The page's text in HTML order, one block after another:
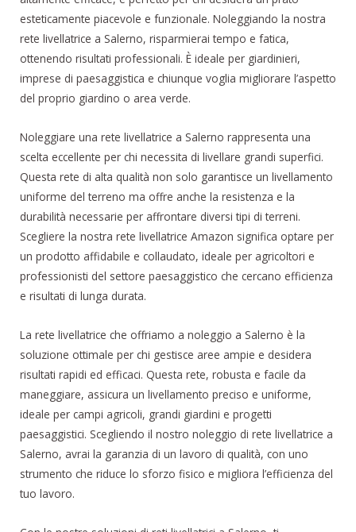
esteticamente piacevole e funzionale. Noleggiando la nostra
rete livellatrice a Salerno, risparmierai tempo e fatica,
ottenendo risultati professionali. È ideale per giardinieri,
imprese di paesaggistica e chiunque voglia migliorare l’aspetto
del proprio giardino o area verde.
Noleggiare una rete livellatrice a Salerno rappresenta una
scelta eccellente per chi necessita di livellare grandi superfici.
Questa rete di alta qualità non solo garantisce un livellamento
uniforme del terreno ma offre anche la resistenza e la
durabilità necessarie per affrontare diversi tipi di terreni.
Scegliere la nostra rete livellatrice Amazon significa optare per
un prodotto affidabile e collaudato, ideale per agricoltori e
professionisti del settore paesaggistico che cercano efficienza
e risultati di lunga durata.
La rete livellatrice che offriamo a noleggio a Salerno è la
soluzione ottimale per chi gestisce aree ampie e desidera
risultati rapidi ed efficaci. Questa rete, robusta e facile da
maneggiare, assicura un livellamento preciso e uniforme,
ideale per campi agricoli, grandi giardini e progetti
paesaggistici. Scegliendo il nostro noleggio di rete livellatrice a
Salerno, avrai la garanzia di un lavoro di qualità, con uno
strumento che riduce lo sforzo fisico e migliora l’efficienza del
tuo lavoro.